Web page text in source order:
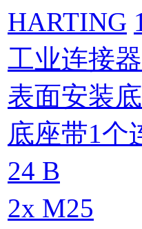
HARTING
工业连接
表面安装
底座带1个
24 B
2x M25